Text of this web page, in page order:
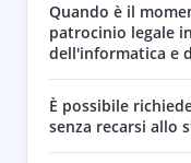
Quando è il
patrocinio legale
dell'informatica e
È possibile
senza recarsi allo